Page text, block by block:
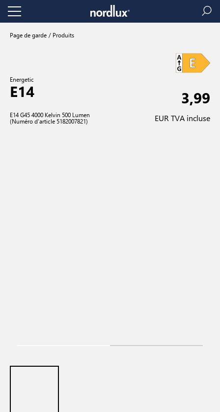
Page de garde Produits
Energetic
E14
E14 G45 4000 Kelvin 500 Lumen
(Numéro d’article 5182007821)
3,99
EUR TVA incluse